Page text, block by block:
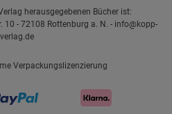
herausgegebenen Bücher ist:
10 - 72108 Rottenburg a. N. - info@kopp-
verlag.de
Verpackungslizenzierung